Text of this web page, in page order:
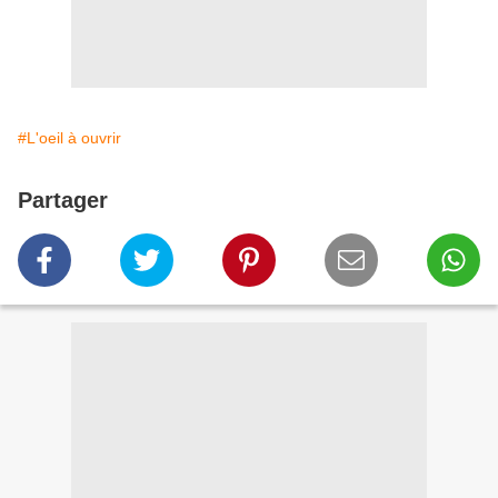
#L'oeil à ouvrir
Partager